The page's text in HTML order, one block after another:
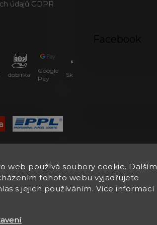
web používá soubory cookie. Dalším
tohoto webu vyjadřujete
s jejich používáním. Více informací
údajů GDPR
dobírka
Google
Pay
SkipPay